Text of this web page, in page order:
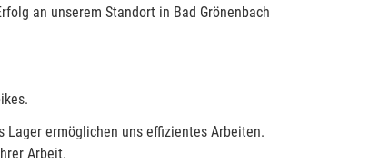
an unserem Standort in Bad Grönenbach
ermöglichen uns effizientes Arbeiten.
Arbeit.